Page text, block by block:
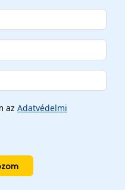
az Adatvédelmi